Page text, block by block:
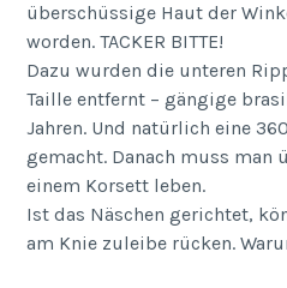
überschüssige Haut der
worden. TACKER BITTE!
Dazu wurden die unteren
Taille entfernt – gängige
Jahren. Und natürlich eine
gemacht. Danach muss man
einem Korsett leben.
Ist das Näschen gerichtet,
am Knie zuleibe rücken.